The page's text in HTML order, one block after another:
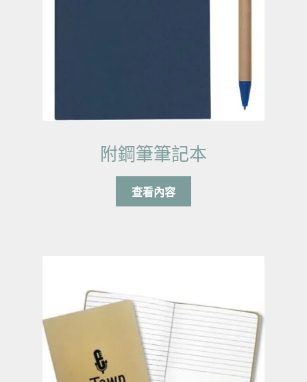
附鋼筆筆記本
查看內容